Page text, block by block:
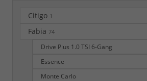
Citigo 1
Fabia 74
Drive Plus 1.0 TSI 6-Gang
Essence
Monte Carlo